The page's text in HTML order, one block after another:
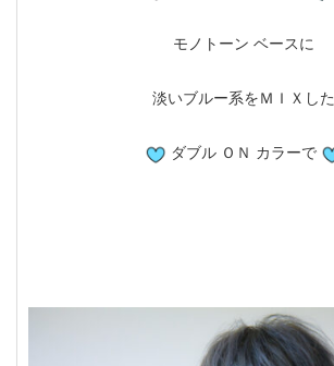
モノトーン ベースに
淡いブルー系をＭＩＸした
ダブル ＯＮ カラーで